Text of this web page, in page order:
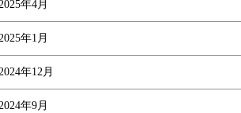
年4月
年1月
年12月
年9月